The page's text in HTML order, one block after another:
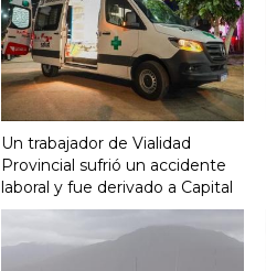
Un trabajador de Vialidad
Provincial sufrió un accidente
laboral y fue derivado a Capital